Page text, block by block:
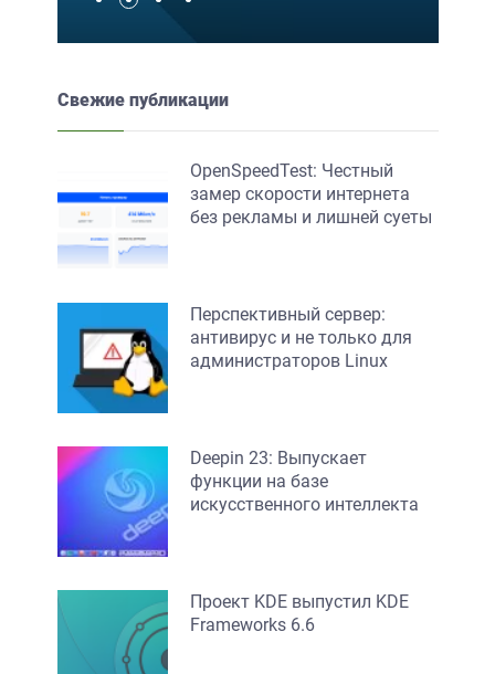
Свежие публикации
OpenSpeedTest: Честный
замер скорости интернета
без рекламы и лишней суеты
Перспективный сервер:
антивирус и не только для
администраторов Linux
Deepin 23: Выпускает
функции на базе
искусственного интеллекта
Проект KDE выпустил KDE
Frameworks 6.6